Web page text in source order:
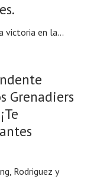
victoria en la...
Grenadiers
Rodriguez y